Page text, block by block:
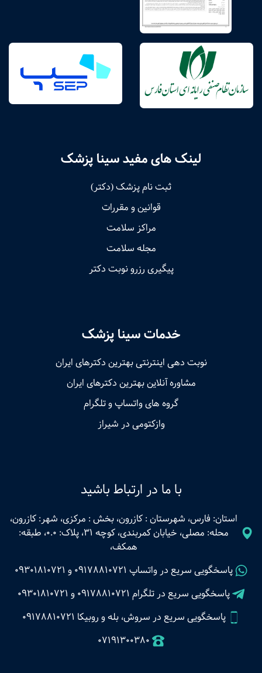
لینک های مفید سینا پزشک
ثبت نام پزشک (دکتر)
قوانین و مقررات
مراکز سلامت
مجله سلامت
پیگیری رزرو نوبت دکتر
خدمات سینا پزشک
نوبت‌ دهی اینترنتی بهترین دکترهای ایران
مشاوره آنلاین بهترین دکترهای ایران
گروه های واتساپ و تلگرام
وازکتومی در شیراز
با ما در ارتباط باشید
استان: فارس، شهرستان : کازرون، بخش : مرکزی، شهر: کازرون،
محله: مصلی، خیابان کمربندی، کوچه 31، پلاک: 0.0، طبقه:
همکف،
پاسخگویی سریع در واتساپ 09178810721 و 09301810721
پاسخگویی سریع در تلگرام 09178810721 و 09301810721
پاسخگویی سریع در سروش، بله و روبیکا 09178810721
07191300380